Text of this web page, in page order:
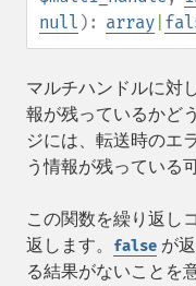
null ): array
マルチハンドルに対
報が残っているかど
ジには、転送時のエ
う情報が残っている
この関数を繰り返し
返します。
false が
る結果がないことを